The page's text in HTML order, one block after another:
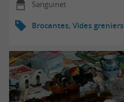
Sanguinet
Brocantes, Vides greniers